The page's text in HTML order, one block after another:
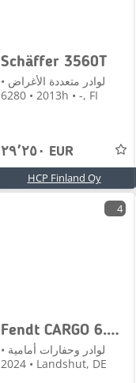
Schäffer 3560T
لوادر متعددة الأغراض •
2013 • 6280h • -, FI
٢٩٬٢٥٠ EUR
HCP Finland Oy
4
Fendt CARGO 6.100
لوادر وحفارات أمامية •
2024 • Landshut, DE